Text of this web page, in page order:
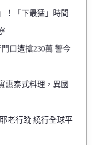
！「下最猛」時間
口遭搶230萬 警今
惠泰式料理，異國
老行蹤 繞行全球平